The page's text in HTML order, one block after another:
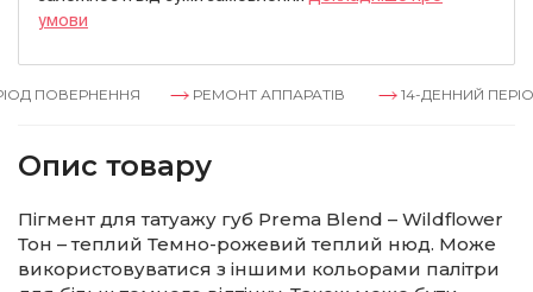
умови
ПОВЕРНЕННЯ РЕМОНТ АППАРАТІВ 14-ДЕННИЙ
Опис товару
Пігмент для татуажу губ Prema Blend – Wildflower
Тон – теплий Темно-рожевий теплий нюд. Може
використовуватися з іншими кольорами палітри